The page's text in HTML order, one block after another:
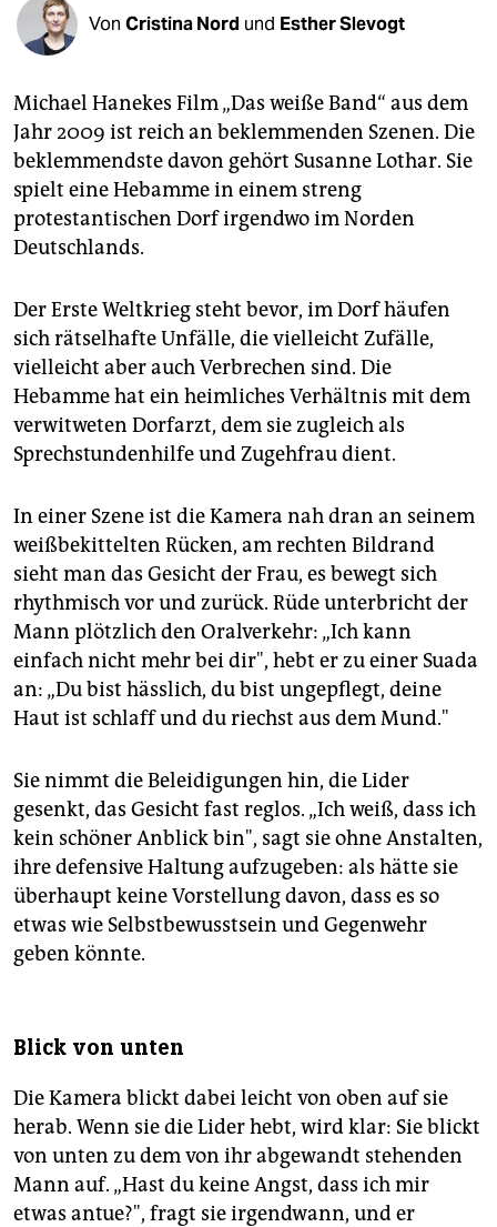
shop
fragen & hilfe
unterstützen
abo
genossenschaft
epaper login
Von Cristina Nord und Esther Slevogt
Michael Hanekes Film „Das weiße Band“ aus dem
Jahr 2009 ist reich an beklemmenden Szenen. Die
beklemmendste davon gehört Susanne Lothar. Sie
spielt eine Hebamme in einem streng
protestantischen Dorf irgendwo im Norden
Deutschlands.
Der Erste Weltkrieg steht bevor, im Dorf häufen
sich rätselhafte Unfälle, die vielleicht Zufälle,
vielleicht aber auch Verbrechen sind. Die
Hebamme hat ein heimliches Verhältnis mit dem
verwitweten Dorfarzt, dem sie zugleich als
Sprechstundenhilfe und Zugehfrau dient.
In einer Szene ist die Kamera nah dran an seinem
weißbekittelten Rücken, am rechten Bildrand
sieht man das Gesicht der Frau, es bewegt sich
rhythmisch vor und zurück. Rüde unterbricht der
Mann plötzlich den Oralverkehr: „Ich kann
einfach nicht mehr bei dir", hebt er zu einer Suada
an: „Du bist hässlich, du bist ungepflegt, deine
Haut ist schlaff und du riechst aus dem Mund."
Sie nimmt die Beleidigungen hin, die Lider
gesenkt, das Gesicht fast reglos. „Ich weiß, dass ich
kein schöner Anblick bin", sagt sie ohne Anstalten,
ihre defensive Haltung aufzugeben: als hätte sie
überhaupt keine Vorstellung davon, dass es so
etwas wie Selbstbewusstsein und Gegenwehr
geben könnte.
Blick von unten
Die Kamera blickt dabei leicht von oben auf sie
herab. Wenn sie die Lider hebt, wird klar: Sie blickt
von unten zu dem von ihr abgewandt stehenden
Mann auf. „Hast du keine Angst, dass ich mir
etwas antue?", fragt sie irgendwann, und er